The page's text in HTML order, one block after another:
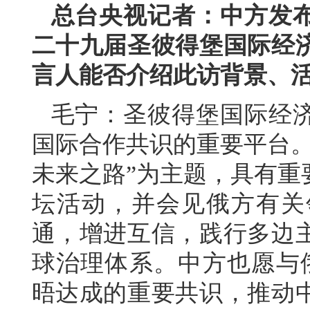
总台央视记者：中方发
二十九届圣彼得堡国际经
言人能否介绍此访背景、
毛宁：圣彼得堡国际经
国际合作共识的重要平台
未来之路”为主题，具有
坛活动，并会见俄方有
通，增进互信，践行多边
球治理体系。中方也愿
晤达成的重要共识，推动